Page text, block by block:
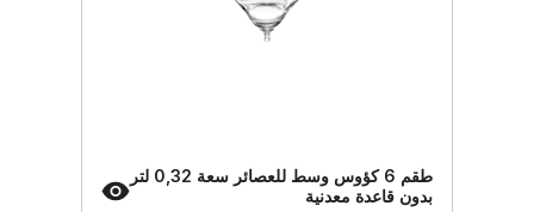
طقم 6 كؤوس وسط للعصائر سعة 0,32 لتر
بدون قاعدة معدنية